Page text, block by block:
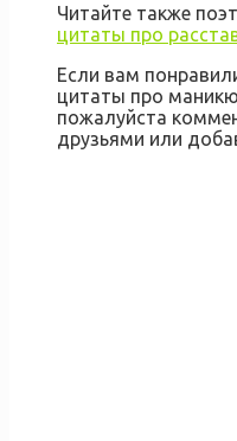
Читайте также
цитаты про
Если вам
цитаты про
пожалуйста
друзьями или